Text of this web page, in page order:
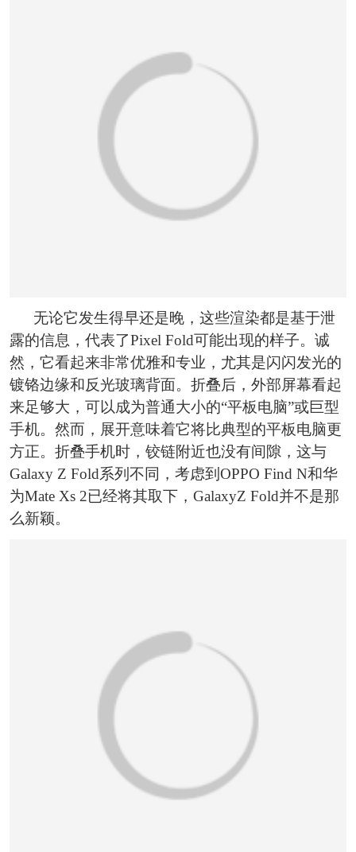
无论它发生得早还是晚，这些渲染都是基于泄
露的信息，代表了Pixel Fold可能出现的样子。诚
然，它看起来非常优雅和专业，尤其是闪闪发光的
镀铬边缘和反光玻璃背面。折叠后，外部屏幕看起
来足够大，可以成为普通大小的“平板电脑”或巨型
手机。然而，展开意味着它将比典型的平板电脑更
方正。折叠手机时，铰链附近也没有间隙，这与
Galaxy Z Fold系列不同，考虑到OPPO Find N和华
为Mate Xs 2已经将其取下，GalaxyZ Fold并不是那
么新颖。